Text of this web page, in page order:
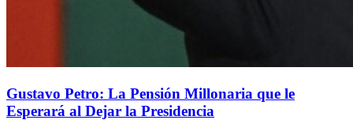
Gustavo Petro: La Pensión Millonaria que le
Esperará al Dejar la Presidencia